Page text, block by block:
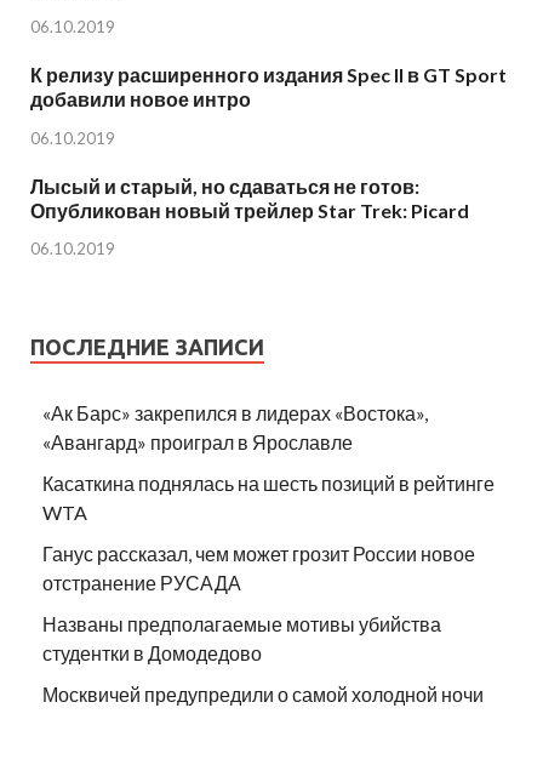
06.10.2019
К релизу расширенного издания Spec II в GT Sport
добавили новое интро
06.10.2019
Лысый и старый, но сдаваться не готов:
Опубликован новый трейлер Star Trek: Picard
06.10.2019
ПОСЛЕДНИЕ ЗАПИСИ
«Ак Барс» закрепился в лидерах «Востока»,
«Авангард» проиграл в Ярославле
Касаткина поднялась на шесть позиций в рейтинге
WTA
Ганус рассказал, чем может грозит России новое
отстранение РУСАДА
Названы предполагаемые мотивы убийства
студентки в Домодедово
Москвичей предупредили о самой холодной ночи